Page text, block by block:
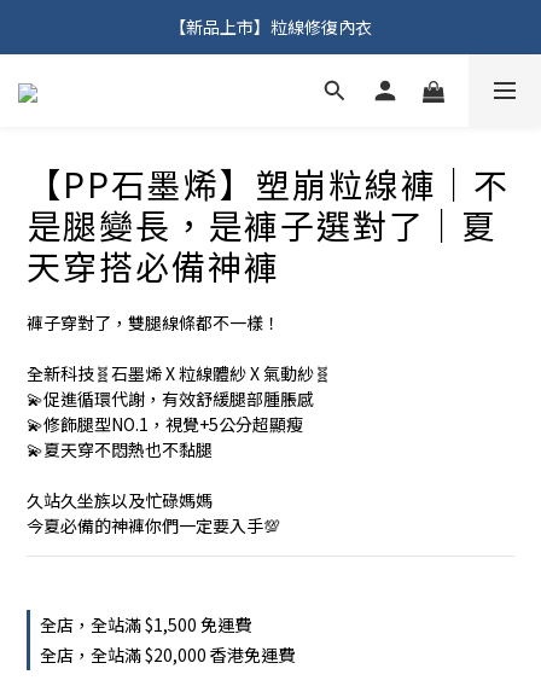
【新品上市】粒線修復內衣
【新品上市】粒線修復內衣
【新品上市】塑崩粒線褲
【PP石墨烯】塑崩粒線褲｜不
是腿變長，是褲子選對了｜夏
天穿搭必備神褲
褲子穿對了，雙腿線條都不一樣！
全新科技🧬石墨烯 X 粒線體紗 X 氣動紗🧬
💫促進循環代謝，有效舒緩腿部腫脹感
💫修飾腿型NO.1，視覺+5公分超顯瘦
💫夏天穿不悶熱也不黏腿
久站久坐族以及忙碌媽媽
今夏必備的神褲你們一定要入手💯
全店，全站滿 $1,500 免運費
全店，全站滿 $20,000 香港免運費